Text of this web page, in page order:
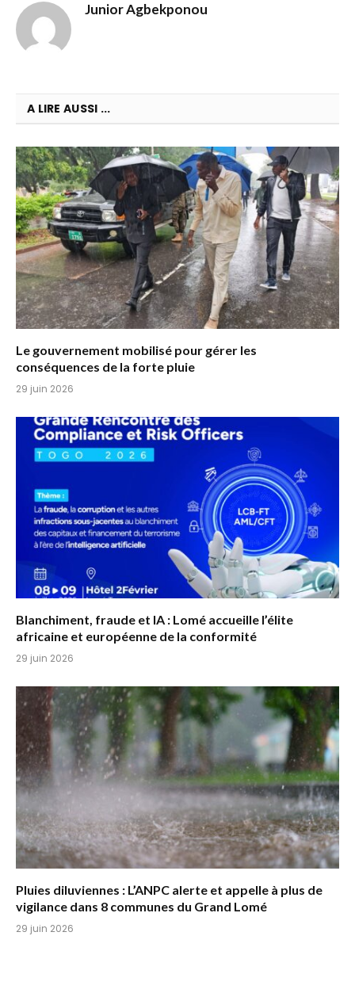
Junior Agbekponou
A LIRE AUSSI ...
Le gouvernement mobilisé pour gérer les
conséquences de la forte pluie
29 juin 2026
Blanchiment, fraude et IA : Lomé accueille l’élite
africaine et européenne de la conformité
29 juin 2026
Pluies diluviennes : L’ANPC alerte et appelle à plus de
vigilance dans 8 communes du Grand Lomé
29 juin 2026